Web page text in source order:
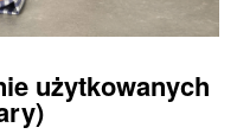
użytkowanych